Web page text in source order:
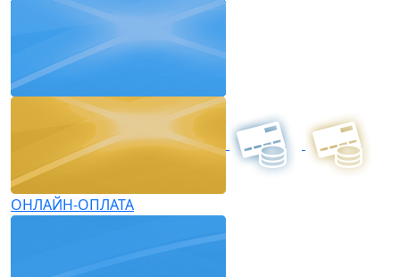
ОНЛАЙН-ОПЛАТА